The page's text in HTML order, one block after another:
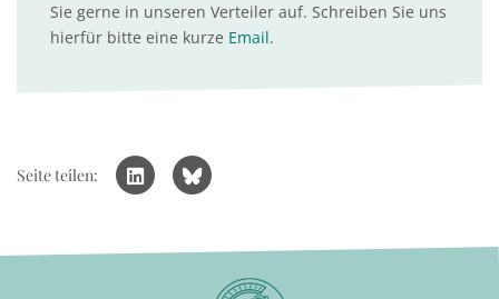
Sie gerne in unseren Verteiler auf. Schreiben Sie uns
hierfür bitte eine kurze Email.
Seite teilen: